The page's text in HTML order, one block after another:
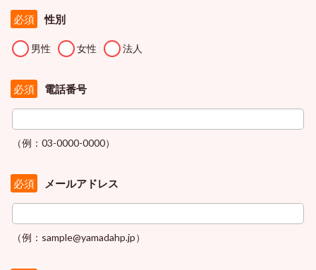
性別
必須
男性 女性 法人
電話番号
必須
（例：03-0000-0000）
メールアドレス
必須
（例：sample@yamadahp.jp）